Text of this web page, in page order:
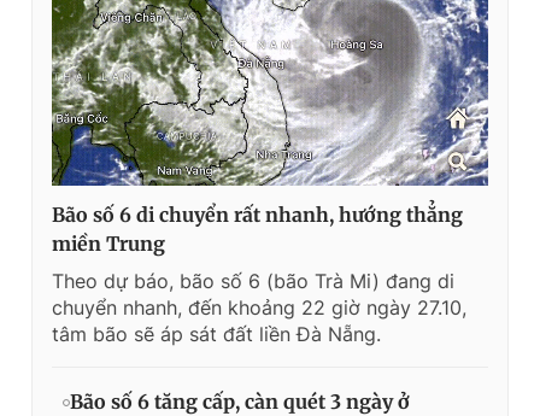
Bão số 6 di chuyển rất nhanh, hướng thẳng
miền Trung
Theo dự báo, bão số 6 (bão Trà Mi) đang di
chuyển nhanh, đến khoảng 22 giờ ngày 27.10,
tâm bão sẽ áp sát đất liền Đà Nẵng.
Bão số 6 tăng cấp, càn quét 3 ngày ở